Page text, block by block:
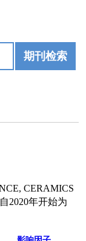
期刊检索
CERAMICS
2020年开始为